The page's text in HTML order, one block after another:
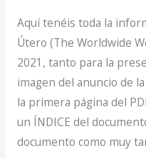
Aquí tenéis toda la
Útero (The Worldwide
2021, tanto para la
imagen del anuncio de
la primera página del
un ÍNDICE del
documento como muy
MAYO
2021